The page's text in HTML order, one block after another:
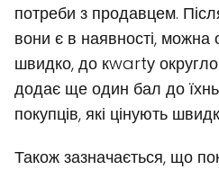
потреби з продавцем.
вони є в наявності,
швидко, до кwartу
додає ще один бал до
покупців, які цінують
Також зазначається, що